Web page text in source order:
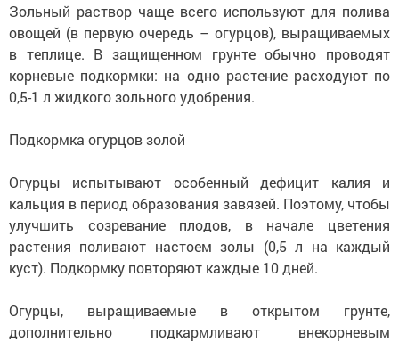
Зольный раствор чаще всего используют для полива
овощей (в первую очередь – огурцов), выращиваемых
в теплице. В защищенном грунте обычно проводят
корневые подкормки: на одно растение расходуют по
0,5-1 л жидкого зольного удобрения.
Подкормка огурцов золой
Огурцы испытывают особенный дефицит калия и
кальция в период образования завязей. Поэтому, чтобы
улучшить созревание плодов, в начале цветения
растения поливают настоем золы (0,5 л на каждый
куст). Подкормку повторяют каждые 10 дней.
Огурцы, выращиваемые в открытом грунте,
дополнительно подкармливают внекорневым